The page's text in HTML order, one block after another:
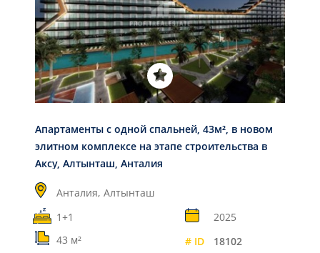
Апартаменты с одной спальней, 43м², в новом
элитном комплексе на этапе строительства в
Аксу, Алтынташ, Анталия
Анталия, Алтынташ
1+1
2025
43 м²
# ID 18102